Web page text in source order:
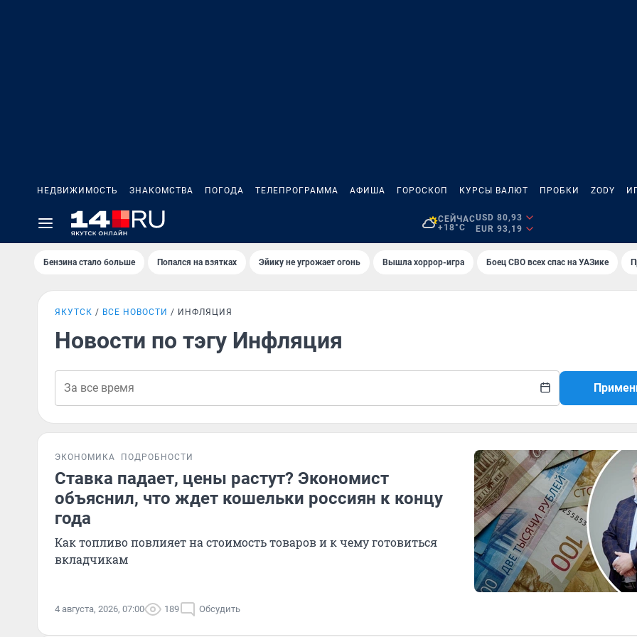
НЕДВИЖИМОСТЬ ЗНАКОМСТВА ПОГОДА ТЕЛЕПРОГРАММА АФИША ГОРОСКОП КУРСЫ ВАЛЮТ ПРОБКИ ZODY
СЕЙЧАС
+18°C
USD 80,93
EUR 93,19
Бензина стало больше Попался на взятках Эйику не угрожает огонь Вышла хоррор-игра Боец СВО всех спас на УАЗике
ЯКУТСК ВСЕ НОВОСТИ ИНФЛЯЦИЯ
Новости по тэгу Инфляция
ЭКОНОМИКА ПОДРОБНОСТИ
Ставка падает, цены растут? Экономист
объяснил, что ждет кошельки россиян к концу
года
Как топливо повлияет на стоимость товаров и к чему готовиться
вкладчикам
4 августа, 2026, 07:00 189 Обсудить